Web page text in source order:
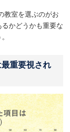
教室を選ぶのがお
かどうかも重要な
最重要視され